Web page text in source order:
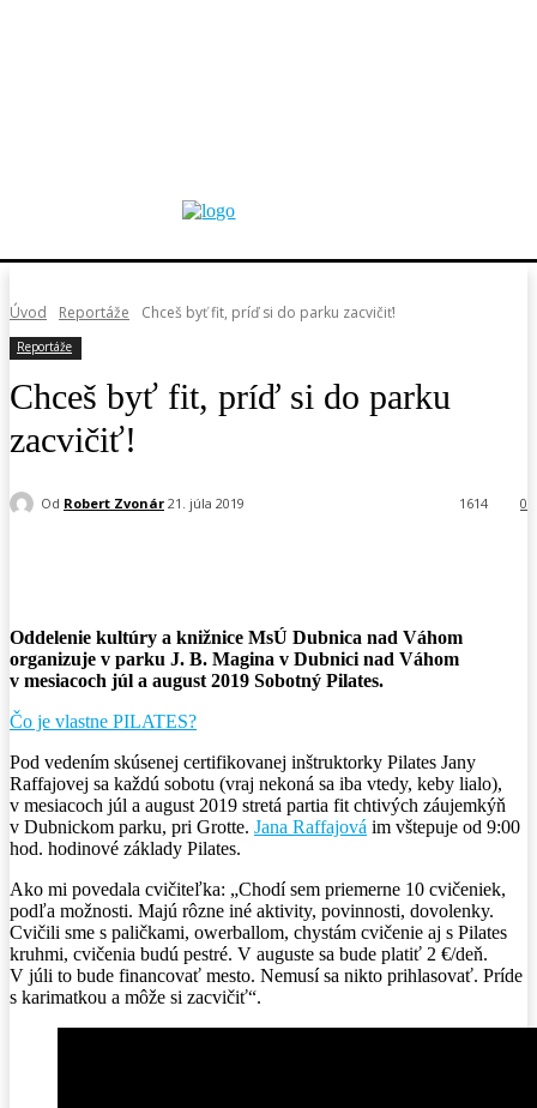
Úvod Reportáže Chceš byť fit, príď si do parku zacvičiť!
Reportáže
Chceš byť fit, príď si do parku
zacvičiť!
Od Robert Zvonár 21. júla 2019 0
1614
Oddelenie kultúry a knižnice MsÚ Dubnica nad Váhom
organizuje v parku J. B. Magina v Dubnici nad Váhom
v mesiacoch júl a august 2019 Sobotný Pilates.
Čo je vlastne PILATES?
Pod vedením skúsenej certifikovanej inštruktorky Pilates Jany
Raffajovej sa každú sobotu (vraj nekoná sa iba vtedy, keby lialo),
v mesiacoch júl a august 2019 stretá partia fit chtivých záujemkýň
v Dubnickom parku, pri Grotte. Jana Raffajová im vštepuje od 9:00
hod. hodinové základy Pilates.
Ako mi povedala cvičiteľka: „Chodí sem priemerne 10 cvičeniek,
podľa možnosti. Majú rôzne iné aktivity, povinnosti, dovolenky.
Cvičili sme s paličkami, owerballom, chystám cvičenie aj s Pilates
kruhmi, cvičenia budú pestré. V auguste sa bude platiť 2 €/deň.
V júli to bude financovať mesto. Nemusí sa nikto prihlasovať. Príde
s karimatkou a môže si zacvičiť“.